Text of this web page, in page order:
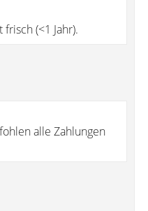
(<1 Jahr).
alle Zahlungen